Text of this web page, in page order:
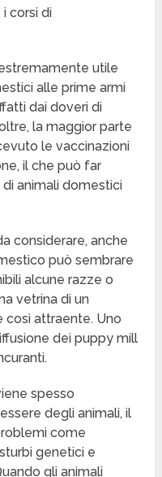
corsi di
utile
alle prime armi
dai doveri di
la maggior parte
le vaccinazioni
il che può far
di animali domestici
considerare, anche
può sembrare
alcune razze o
vetrina di un
così attraente. Uno
dei puppy mill
spesso
degli animali, il
come
genetici e
gli animali